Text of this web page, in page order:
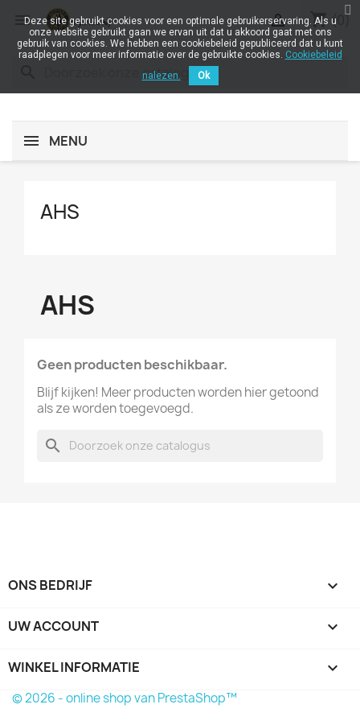
 shopping_cart (0)

MENU
AHS
AHS
Geen producten beschikbaar.
Blijf kijken! Meer producten worden hier getoond
als ze worden toegevoegd.
search
ONS BEDRIJF 
UW ACCOUNT 
WINKEL INFORMATIE keyboard_arrow_down
© 2026 - online shop van PrestaShop™
Deze site gebruikt cookies voor een optimale gebruikerservaring. Als u
onze website gebruikt gaan we ervan uit dat u akkoord gaat met ons
gebruik van cookies. We hebben een cookiebeleid gepubliceerd dat u kunt
raadplegen voor meer informatie over de gebruikte cookies. Cookiebeleid
nalezen.
Ok